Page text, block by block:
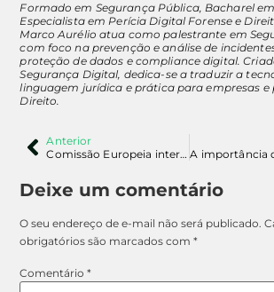
Formado em Segurança Pública, Bacharel
Especialista em Perícia Digital Forense e
Marco Aurélio atua como palestrante em
com foco na prevenção e análise de
proteção de dados e compliance digital.
Segurança Digital, dedica-se a traduzir a
linguagem jurídica e prática para empresas e
Direito.
Anterior
Comissão Europeia intervém: os riscos da dependência digital no TikTok
Deixe um comentário
O seu endereço de e-mail não será publicado.
obrigatórios são marcados com*
Comentário*